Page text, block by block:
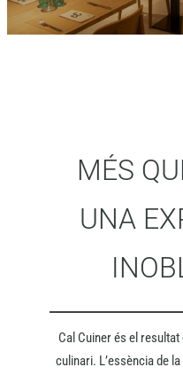
MÉS
UNA
Cal Cuiner és el resultat
culinari. L’essència de